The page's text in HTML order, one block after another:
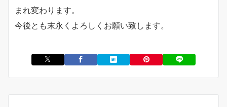
まれ変わります。
今後とも末永くよろしくお願い致します。